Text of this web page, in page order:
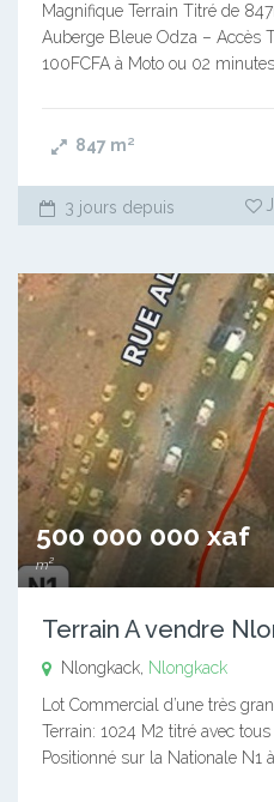
Magnifique Terrain Titré de
Auberge Bleue Odza – Accès
100FCFA à Moto ou 02 minutes
847 m²
3 jours depuis
500 000 000 xaf
m²
Terrain A vendre
Nlongkack, Nlongkack
Lot Commercial d’une très
Terrain: 1024 M2 titré avec
Positionné sur la Nationale N1